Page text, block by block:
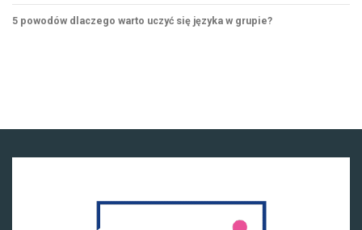
5 powodów dlaczego warto uczyć się języka w grupie?